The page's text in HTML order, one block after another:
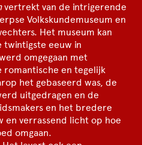
vertrekt van de intrigerende
Volkskundemuseum en
Het museum kan
twintigste eeuw in
omgegaan met
romantische en tegelijk
het gebaseerd was, de
uitgedragen en de
en het bredere
en verrassend licht op hoe
omgaan.